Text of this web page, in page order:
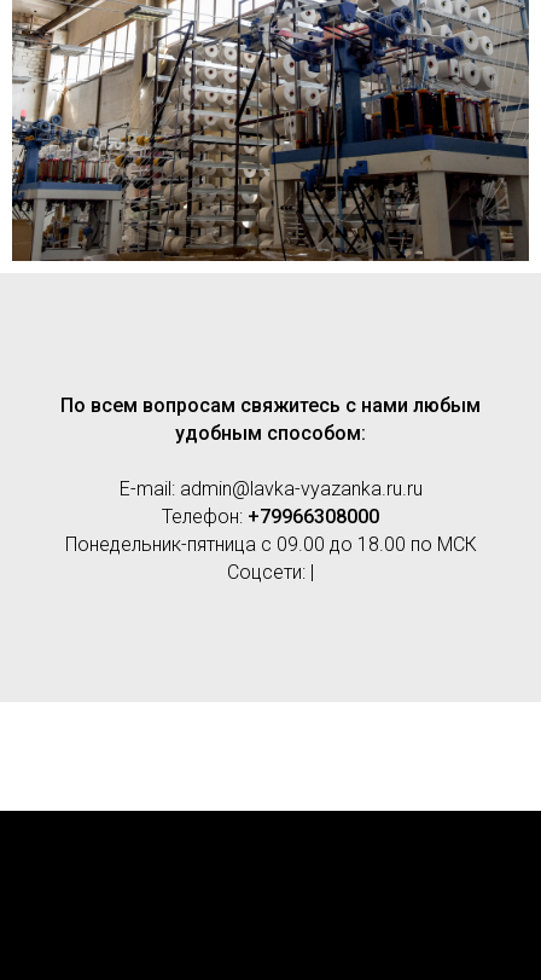
По всем вопросам свяжитесь с нами любым
удобным способом:
E-mail: admin@lavka-vyazanka.ru.ru
Телефон: +79966308000
Понедельник-пятница с 09.00 до 18.00 по МСК
Соцсети: |